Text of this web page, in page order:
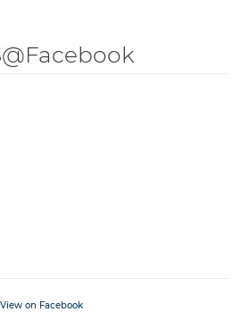
View on Facebook